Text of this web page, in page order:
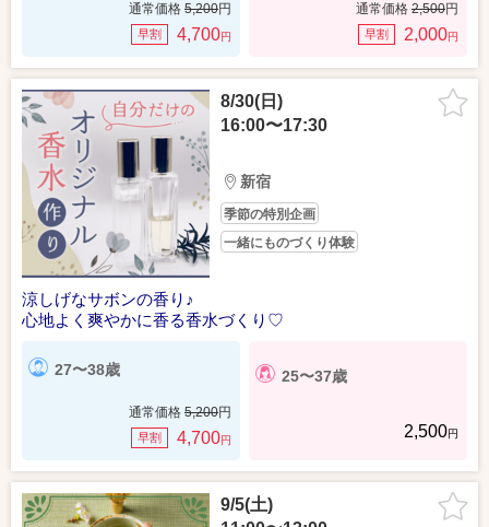
通常価格 5,200円
早割 4,700円
通常価格 2,500円
早割 2,000円
8/30(日)
16:00〜17:30
新宿
季節の特別企画
一緒にものづくり体験
涼しげなサボンの香り♪
心地よく爽やかに香る香水づくり♡
27〜38歳
通常価格 5,200円
早割 4,700円
25〜37歳
2,500円
9/5(土)